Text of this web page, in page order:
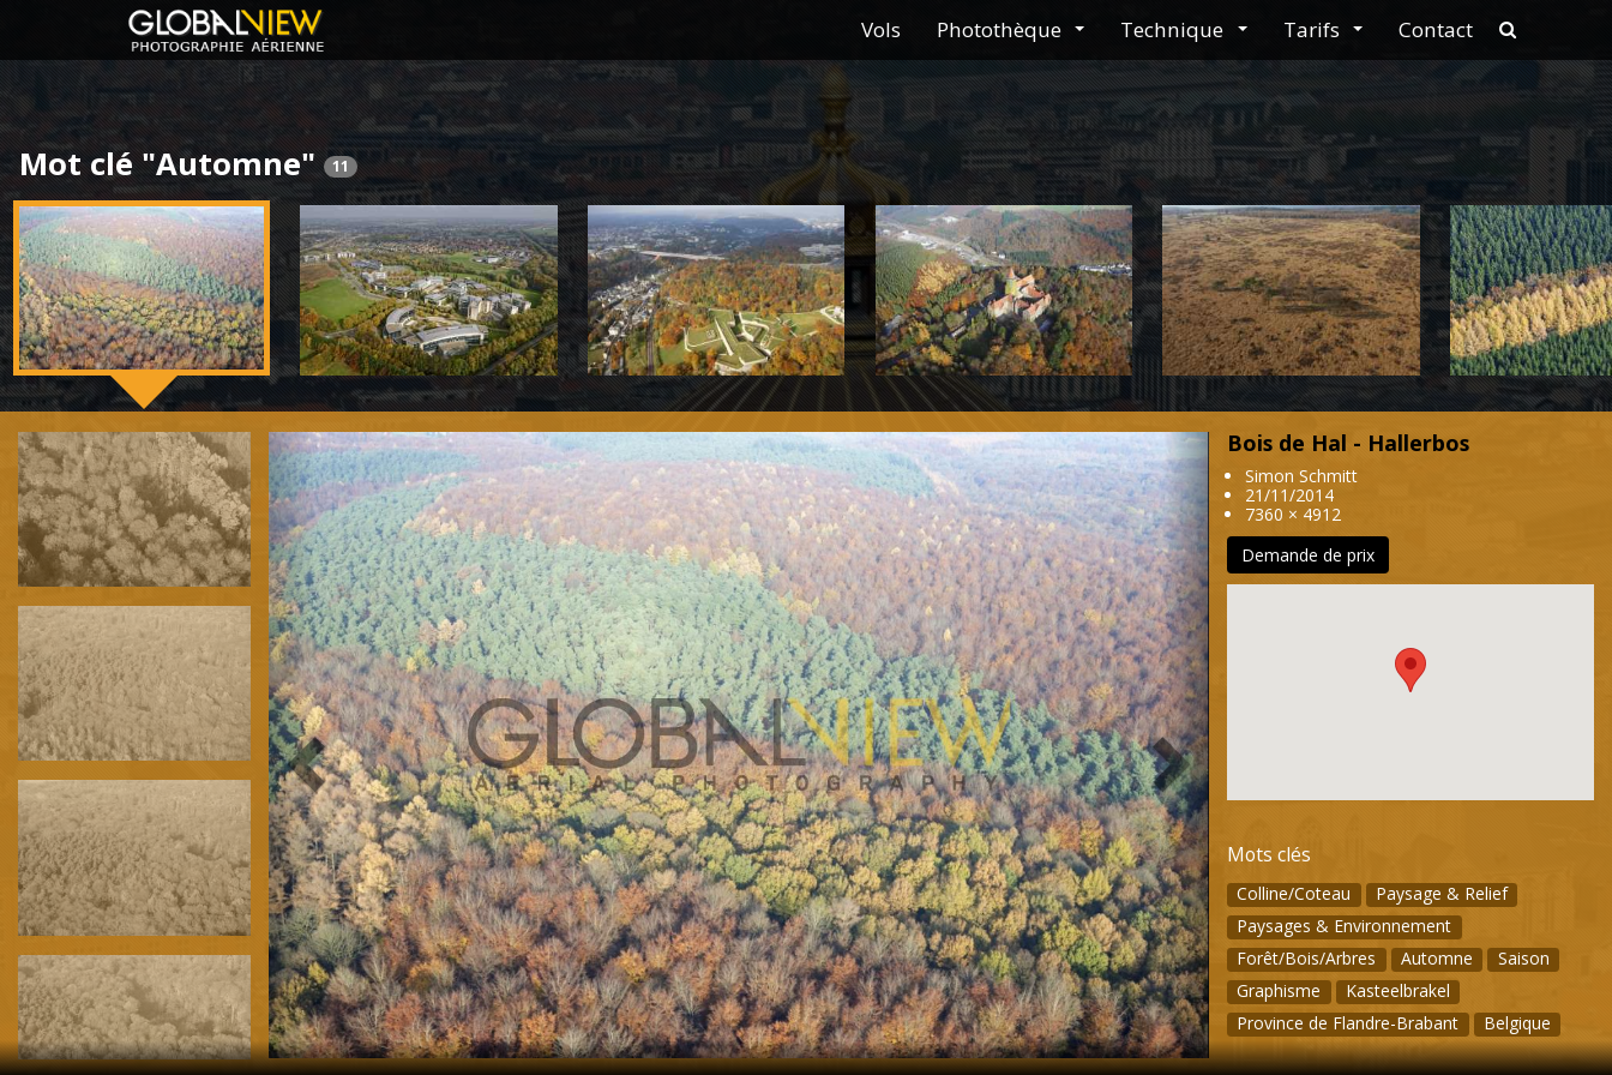
Vols Photothèque Technique Tarifs
Contact
Mot clé "Automne" 11
Previous NextBois de Hal - Hallerbos
Simon Schmitt
21/11/2014
7360 × 4912
Demande de prix
Mots clés
Colline/Coteau
Paysage & Relief
Paysages & Environnement
Forêt/Bois/Arbres
Automne
Saison
Graphisme
Kasteelbrakel
Province de Flandre-Brabant
Belgique